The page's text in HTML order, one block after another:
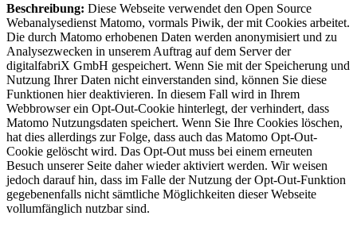
Beschreibung: Diese Webseite verwendet den Open Source
Webanalysedienst Matomo, vormals Piwik, der mit Cookies arbeitet.
Die durch Matomo erhobenen Daten werden anonymisiert und zu
Analysezwecken in unserem Auftrag auf dem Server der
digitalfabriX GmbH gespeichert. Wenn Sie mit der Speicherung und
Nutzung Ihrer Daten nicht einverstanden sind, können Sie diese
Funktionen hier deaktivieren. In diesem Fall wird in Ihrem
Webbrowser ein Opt-Out-Cookie hinterlegt, der verhindert, dass
Matomo Nutzungsdaten speichert. Wenn Sie Ihre Cookies löschen,
hat dies allerdings zur Folge, dass auch das Matomo Opt-Out-
Cookie gelöscht wird. Das Opt-Out muss bei einem erneuten
Besuch unserer Seite daher wieder aktiviert werden. Wir weisen
jedoch darauf hin, dass im Falle der Nutzung der Opt-Out-Funktion
gegebenenfalls nicht sämtliche Möglichkeiten dieser Webseite
vollumfänglich nutzbar sind.